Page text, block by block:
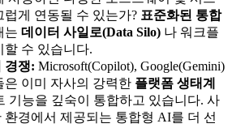
럽게 연동될 수 있는가? 표준화된 통합
는 데이터 사일로(Data Silo) 나 워크플
할 수 있습니다.
경쟁: Microsoft(Copilot), Google(Gemini)
은 이미 자사의 강력한 플랫폼 생태계
기능을 깊숙이 통합하고 있습니다. 사
환경에서 제공되는 통합형 AI를 더 선